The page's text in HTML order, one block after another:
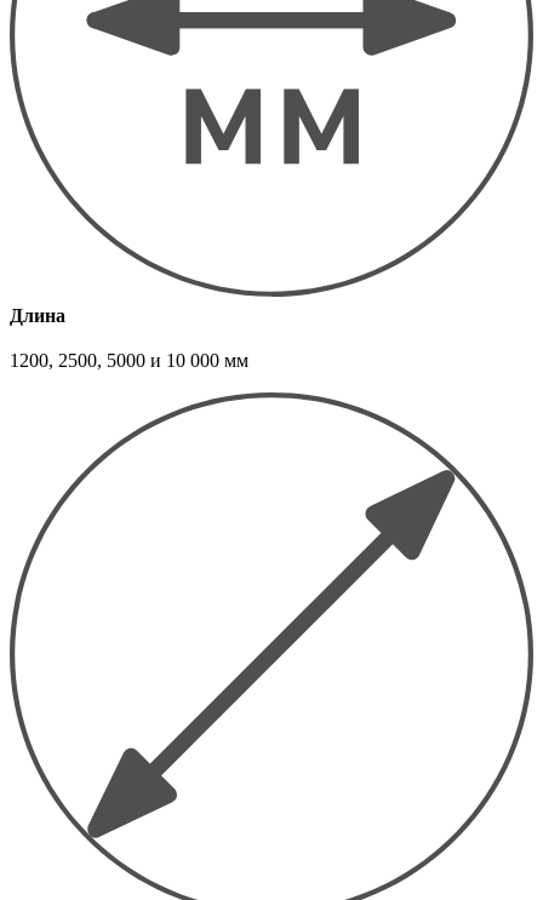
Длина
1200, 2500, 5000 и 10 000 мм